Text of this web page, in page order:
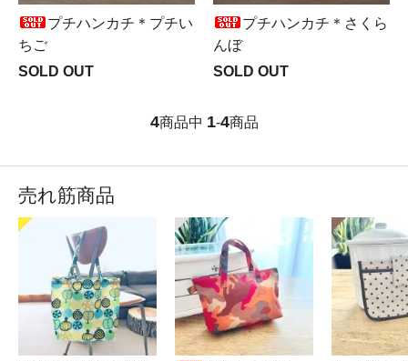
プチハンカチ＊プチい
ちご
SOLD OUT
プチハンカチ＊さくら
んぼ
SOLD OUT
4商品中 1-4商品
売れ筋商品